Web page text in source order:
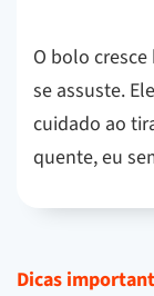
O bolo
se assuste.
cuidado ao
quente, eu
Dicas